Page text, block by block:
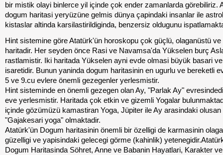
bir mistik olayi binlerce yil içinde çok ender zamanlarda görebiliriz.
dogum haritasi yeryüzüne gelmis dünya çapindaki insanlar ile
kistaslar altinda karsilastirildiginda, benzersiz oldugunu
Hint sistemine göre Atatürk'ün horoskopu çok güçlü, olaganüstü ve
haritadir. Her seyden önce Rasi ve Navamsa'da Yükselen burç
rastlamistir. Iki haritada Yükselen ayni evde olmasi büyük basari
isaretidir. Bunun yaninda dogum haritasinin en ugurlu ve bereketli
5 ve 9.cu evlere önemli gezegenler yerlesmistir.
Hint sisteminde en önemli gezegen olan Ay, "Parlak Ay"
eve yerlesmistir. Haritada çok etkin ve gizemli Yogalar
içinde gözümüzü kamastiran Yoga, Jüpiter ile Ay arasindaki olusan
"Gajakesari yoga" olmaktadir.
Atatürk'ün Dogum haritasinin önemli bir özelligi de karmasinin
güzelligi ve yapisindaki gelecegi görme (kahinlik)
Dogum Haritasinda Söhret, Anne ve Babanin Hayatlari, Karakter